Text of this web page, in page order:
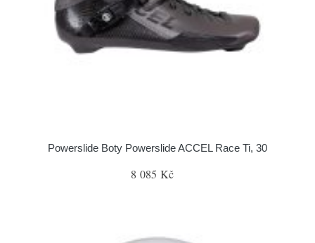
Powerslide Boty Powerslide ACCEL Race Ti, 30
8 085 Kč